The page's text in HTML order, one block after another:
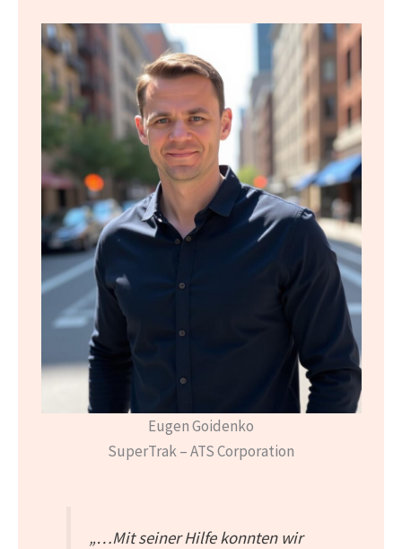
Eugen Goidenko
SuperTrak – ATS Corporation
„…Mit seiner Hilfe konnten wir